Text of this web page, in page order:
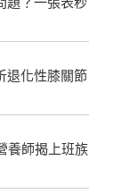
退化性膝關節
養師揭上班族